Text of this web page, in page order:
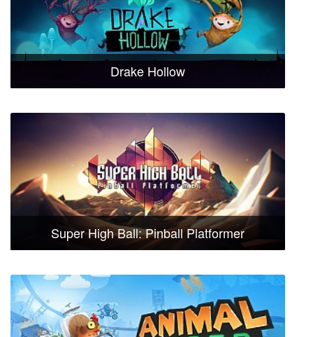
Drake Hollow
Super High Ball: Pinball Platformer